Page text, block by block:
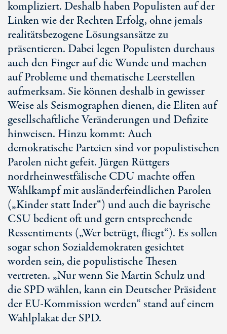
kompliziert. Deshalb haben Populisten auf der
Linken wie der Rechten Erfolg, ohne jemals
realitätsbezogene Lösungsansätze zu
präsentieren. Dabei legen Populisten durchaus
auch den Finger auf die Wunde und machen
auf Probleme und thematische Leerstellen
aufmerksam. Sie können deshalb in gewisser
Weise als Seismographen dienen, die Eliten auf
gesellschaftliche Veränderungen und Defizite
hinweisen. Hinzu kommt: Auch
demokratische Parteien sind vor populistischen
Parolen nicht gefeit. Jürgen Rüttgers
nordrheinwestfälische CDU machte offen
Wahlkampf mit ausländerfeindlichen Parolen
(„Kinder statt Inder“) und auch die bayrische
CSU bedient oft und gern entsprechende
Ressentiments („Wer betrügt, fliegt“). Es sollen
sogar schon Sozialdemokraten gesichtet
worden sein, die populistische Thesen
vertreten. „Nur wenn Sie Martin Schulz und
die SPD wählen, kann ein Deutscher Präsident
der EU-Kommission werden“ stand auf einem
Wahlplakat der SPD.